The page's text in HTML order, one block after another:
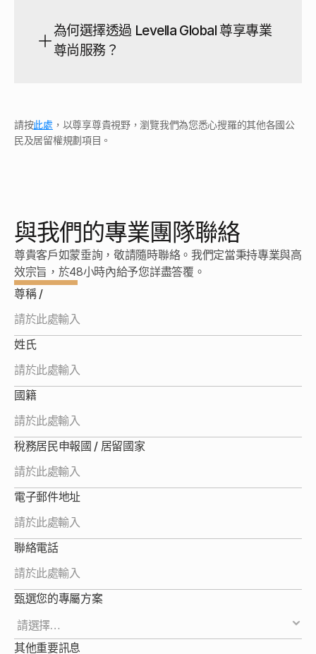
權，並於隨後滿足居住年期、語言能力及其他法定標準
後，正式申請入籍。
這完全取決於您的資產配置策略。房地產為您提供具備優
維持臨時居留權並無嚴格的最低逗留期限要求。然而，若
您的長遠目標是規劃永久居留權或入籍，則須履行相應的
實際居住時間要求，以符合相關法規。
為何選擇透過 Levella Global 尊享專業
尊尚服務？
申請外，我們更為每個關鍵決策提供深度的架構諮詢
—— 將居留權存續、資產配置與遠期藍圖作無縫整合，
大局。
請按此處 ，以尊享尊貴視野，瀏覽我們為您悉心搜羅的其他各國公
民及居留權規劃項目。
與我們的專業團隊聯絡
尊貴客戶如蒙垂詢，敬請隨時聯絡。我們定當秉持專業與高
效宗旨，於48小時內給予您詳盡答覆。
尊稱 /
姓氏
國籍
稅務居民申報國 / 居留國家
電子郵件地址
聯絡電話
甄選您的專屬方案
其他重要訊息